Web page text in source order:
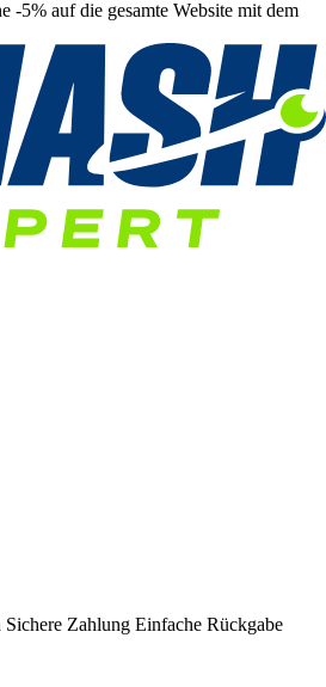
5% auf die gesamte Website mit dem
Sichere Zahlung Einfache Rückgabe